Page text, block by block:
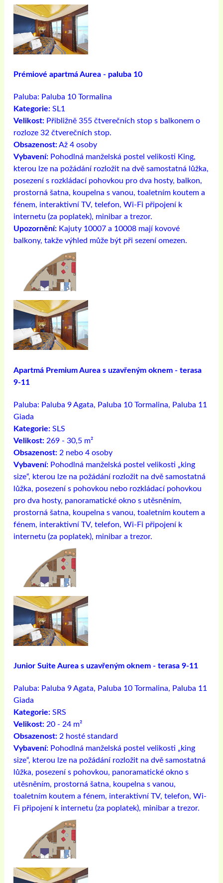
Prémiové apartmá Aurea - paluba 10
Paluba: Paluba 10 Tormalina
Kategorie: SL1
Velikost: Přibližně 355 čtverečních stop s balkonem o
rozloze 32 čtverečních stop.
Obsazenost:Až 4 osoby
Vybavení: Pohodlná manželská postel velikosti King,
kterou lze na požádání rozložit na dvě samostatná lůžka,
posezení s rozkládací pohovkou pro dva hosty, balkon,
prostorná šatna, koupelna s vanou, toaletním koutem a
fénem, ​​interaktivní TV, telefon, Wi-Fi připojení k
internetu (za poplatek), minibar a trezor.
Upozornění: Kajuty 10007 a 10008 mají kovové
balkony, takže výhled může být při sezení omezen.
Apartmá Premium Aurea s uzavřeným oknem - terasa
9-11
Paluba: Paluba 9 Agata, Paluba 10 Tormalina, Paluba 11
Giada
Kategorie: SLS
Velikost: 269 - 30,5 m²
Obsazenost: 2 nebo 4 osoby
Vybavení: Pohodlná manželská postel velikosti „king
size“, kterou lze na požádání rozložit na dvě samostatná
lůžka, posezení s pohovkou nebo rozkládací pohovkou
pro dva hosty, panoramatické okno s utěsněním,
prostorná šatna, koupelna s vanou, toaletním koutem a
fénem, ​​interaktivní TV, telefon, Wi-Fi připojení k
internetu (za poplatek), minibar a trezor.
Junior Suite Aurea s uzavřeným oknem - terasa 9-11
Paluba: Paluba 9 Agata, Paluba 10 Tormalina, Paluba 11
Giada
Kategorie: SRS
Velikost: 20 - 24 m²
Obsazenost: 2 hosté standard
Vybavení: Pohodlná manželská postel velikosti „king
size“, kterou lze na požádání rozložit na dvě samostatná
lůžka, posezení s pohovkou, panoramatické okno s
utěsněním, prostorná šatna, koupelna s vanou,
toaletním koutem a fénem, ​​interaktivní TV, telefon, Wi-
Fi připojení k internetu (za poplatek), minibar a trezor.